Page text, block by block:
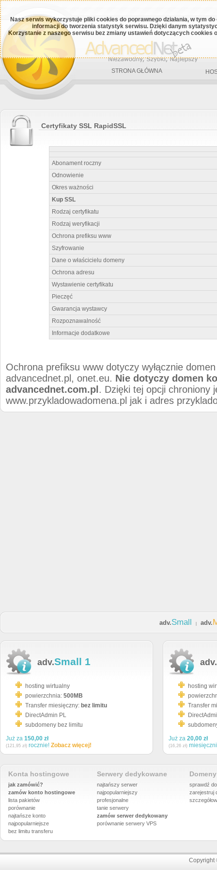
Nasz serwis wykorzystuje pliki cookies do poprawnego działania, w tym
informacji do tworzenia statystyk serwisu. Dzięki danym
Korzystanie z naszego serwisu bez zmiany ustawień dotyczących cookies
STRONA GŁÓWNA
Certyfikaty SSL RapidSSL
Abonament roczny
Odnowienie
Okres ważności
Kup SSL
Rodzaj certyfikatu
Rodzaj weryfikacji
Ochrona prefiksu www
Szyfrowanie
Dane o właścicielu domeny
Ochrona adresu
Wystawienie certyfikatu
Pieczęć
Gwarancja wystawcy
Rozpoznawalność
Informacje dodatkowe
Ochrona prefiksu www dotyczy wyłącznie
advancednet.pl, onet.eu. Nie dotyczy domen
advancednet.com.pl . Dzięki tej opcji chroniony
www.przykladowadomena.pl jak i adres
adv.Small adv.
adv.Small 1
hosting wirtualny
powierzchnia: 500MB
Transfer miesięczny: bez limitu
DirectAdmin PL
subdomeny bez limitu
Już za 150,00 zł
(121,95 zł) rocznie! Zobacz więcej!
adv.
hosting
Transfer
Już za 20,00 zł
(16,26 zł)
Konta hostingowe
jak zamówić?
zamów konto hostingowe
lista pakietów
porównanie
najtańsze konto
najpopularniejsze
bez limitu transferu
Serwery dedykowane
najtańszy serwer
najpopularniejszy
profesjonalne
tanie serwery
zamów serwer dedykowany
porównanie serwery VPS
sprawdź
zarejestruj
Copyright